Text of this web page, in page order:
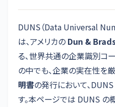
DUNS（Data Universal
は、アメリカの Dun &
る、世界共通の企業識別コ
の中でも、企業の実在性を
明書の発行において、
す。本ページでは DUNS の